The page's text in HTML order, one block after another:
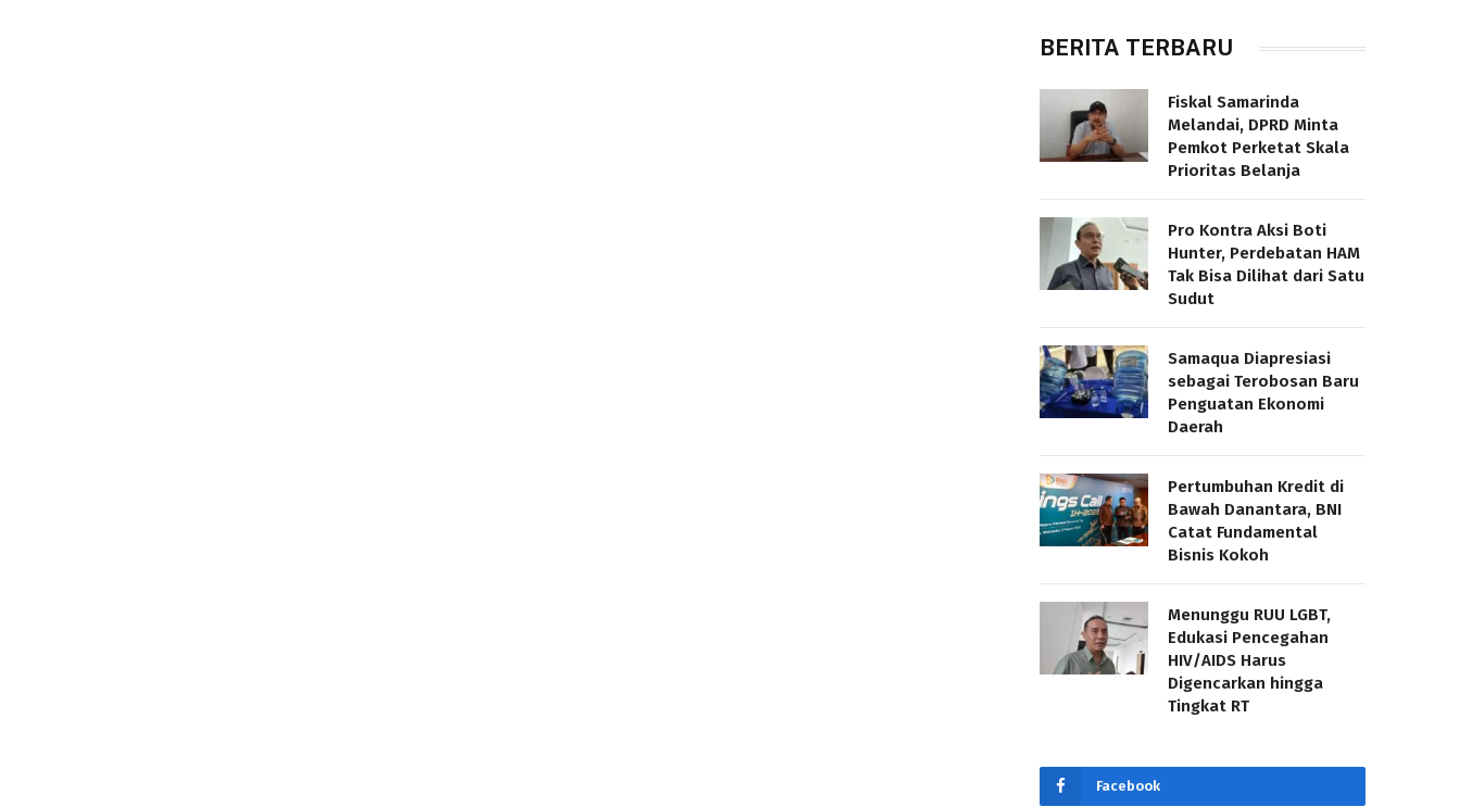
BERITA TERBARU
Fiskal Samarinda
Melandai, DPRD Minta
Pemkot Perketat Skala
Prioritas Belanja
Pro Kontra Aksi Boti
Hunter, Perdebatan HAM
Tak Bisa Dilihat dari Satu
Sudut
Samaqua Diapresiasi
sebagai Terobosan Baru
Penguatan Ekonomi
Daerah
Pertumbuhan Kredit di
Bawah Danantara, BNI
Catat Fundamental
Bisnis Kokoh
Menunggu RUU LGBT,
Edukasi Pencegahan
HIV/AIDS Harus
Digencarkan hingga
Tingkat RT
Facebook